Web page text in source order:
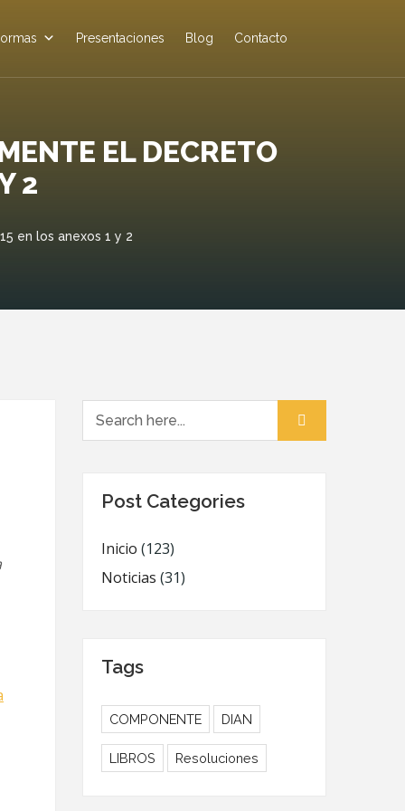
Presentaciones Blog Contacto
EL DECRETO
2
en los anexos 1 y 2
Search for:
Post Categories
Inicio (123)
Noticias (31)
Tags
COMPONENTE DIAN
LIBROS Resoluciones